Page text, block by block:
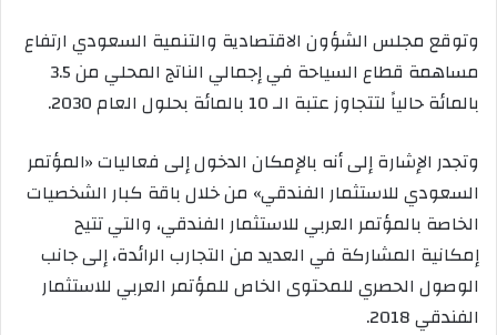
وتوقع مجلس الشؤون الاقتصادية والتنمية السعودي ارتفاع
مساهمة قطاع السياحة في إجمالي الناتج المحلي من 3.5
بالمائة حالياً لتتجاوز عتبة الـ 10 بالمائة بحلول العام 2030.
وتجدر الإشارة إلى أنه بالإمكان الدخول إلى فعاليات «المؤتمر
السعودي للاستثمار الفندقي» من خلال باقة كبار الشخصيات
الخاصة بالمؤتمر العربي للاستثمار الفندقي، والتي تتيح
إمكانية المشاركة في العديد من التجارب الرائدة، إلى جانب
الوصول الحصري للمحتوى الخاص للمؤتمر العربي للاستثمار
الفندقي 2018.